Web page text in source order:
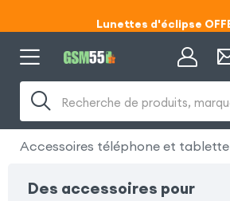
Code ECLIPSE55
Code ECLIPSE55
Recherche de produits,
Accessoires téléphone et tablette
Des accessoires pour